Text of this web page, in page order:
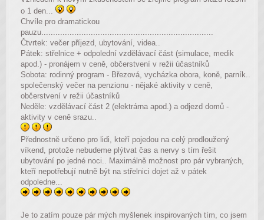
o 1 den...
Chvíle pro dramatickou
pauzu.........................................................................
Čtvrtek: večer příjezd, ubytování, videa..
Pátek: střelnice + odpolední vzdělávací část (simulace, medik
apod.) - pronájem v ceně, občerstvení v režii účastníků
Sobota: rodinný program - Březová, vycházka obora, koně, parník..
společenský večer na penzionu - nějaké aktivity v ceně,
občerstvení v režii účastníků
Neděle: vzdělávací část 2 (elektrárna apod.) a odjezd domů -
aktivity v ceně srazu..
Přednostně určeno pro lidi, kteří pojedou na celý prodloužený
víkend, protože nebudeme plýtvat čas a nervy s tím řešit
ubytování po jedné noci.. Maximálně možnost pro pár vybraných,
kteří nepotřebují nutně být na střelnici dojet až v pátek
odpoledne...
Je to zatím pouze pár mých myšlenek inspirovaných tím, co jsem